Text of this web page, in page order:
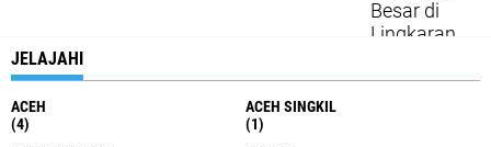
JELAJAHI
ACEH
(4)
ACEH SINGKIL
(1)